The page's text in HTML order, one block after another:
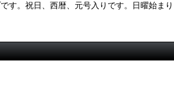
す。祝日、西暦、元号入りです。日曜始ま